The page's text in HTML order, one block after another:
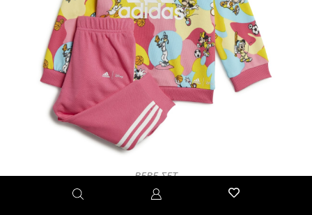
BEBE ΣΕΤ
ADIDAS I DY MM JOG